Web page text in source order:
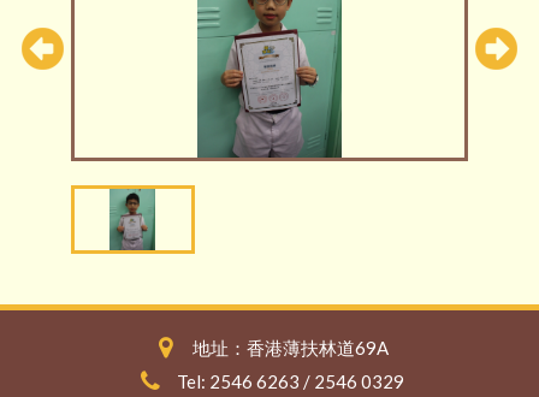
地址：香港薄扶林道69A
Tel: 2546 6263 / 2546 0329